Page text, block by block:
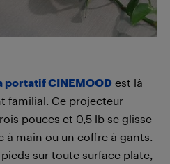
CINEMOOD est là
familial. Ce projecteur
pouces et 0,5 lb se glisse
à main ou un coffre à gants.
sur toute surface plate,